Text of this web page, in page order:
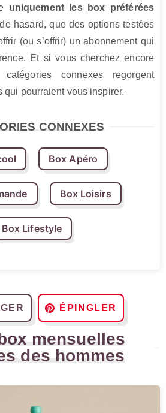
uniquement les box préférées
hasard, que des options testées
(ou s’offrir) un abonnement qui
Et si vous cherchez encore
connexes regorgent
qui pourraient vous inspirer.
CONNEXES
Box Apéro
Box Loisirs
Box Lifestyle
ÉPINGLER
mensuelles
des hommes